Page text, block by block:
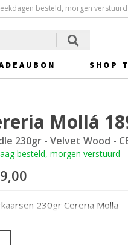
besteld, morgen verstuurd
SHOP
Mollá
230gr - Velvet Wood -
besteld, morgen verstuurd
230gr Cereria Molla